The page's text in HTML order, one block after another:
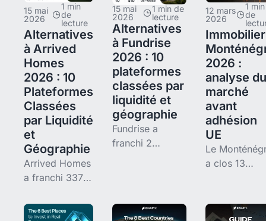
15 mai
2026
1 min
de
lecture
Alternatives
à Arrived
Homes
2026 : 10
Plateformes
Classées
par Liquidité
et
Géographie
Arrived Homes
a franchi 337
945 000
15 mai
2026
1 min de
lecture
Alternatives
à Fundrise
2026 : 10
plateformes
classées par
liquidité et
géographie
Fundrise a
franchi 2
sous gestion en
12 mars
2026
1 min
de
Immobilier
2026 :
analyse du
marché
avant
adhésion
UE
Le
a clos 13
35 et vise